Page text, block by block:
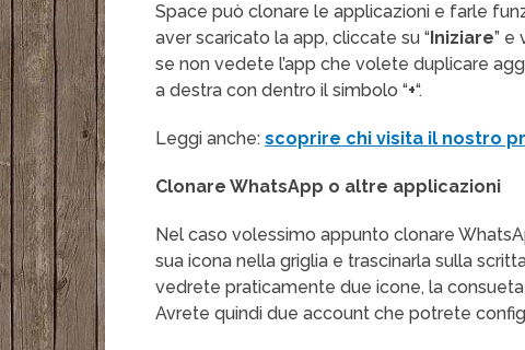
Space può clonare le applicazioni e farle
aver scaricato la app, cliccate su “Iniziare” e
se non vedete l’app che volete duplicare
a destra con dentro il simbolo “+“.
Leggi anche:scoprire chi visita il nostro
Clonare WhatsApp o altre applicazioni
Nel caso volessimo appunto clonare
sua icona nella griglia e trascinarla sulla
vedrete praticamente due icone, la consueta
Avrete quindi due account che potrete